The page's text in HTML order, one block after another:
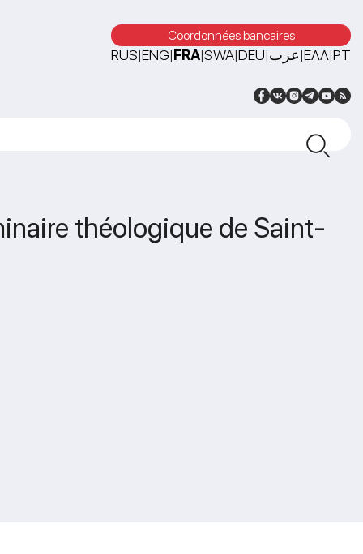
Coordonnées bancaires
RUS|ENG|FRA|SWA|DEU|عرب|ΕΛΛ|PT
théologique de Saint-